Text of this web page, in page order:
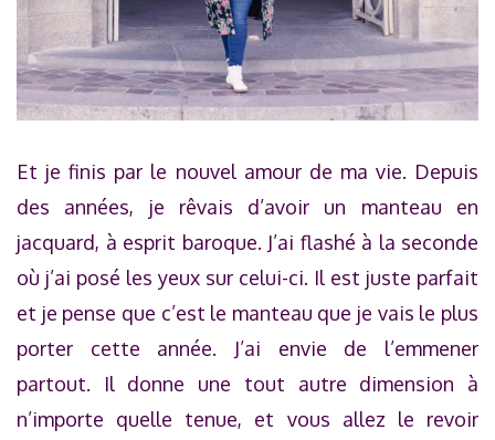
Et je finis par le nouvel amour de ma vie. Depuis
des années, je rêvais d’avoir un manteau en
jacquard, à esprit baroque. J’ai flashé à la seconde
où j’ai posé les yeux sur celui-ci. Il est juste parfait
et je pense que c’est le manteau que je vais le plus
porter cette année. J’ai envie de l’emmener
partout. Il donne une tout autre dimension à
n’importe quelle tenue, et vous allez le revoir